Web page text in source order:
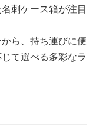
刺ケース箱が注目
ら、持ち運びに便
て選べる多彩なラ